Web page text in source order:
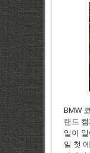
BMW
랜드 캠
일이
일 첫